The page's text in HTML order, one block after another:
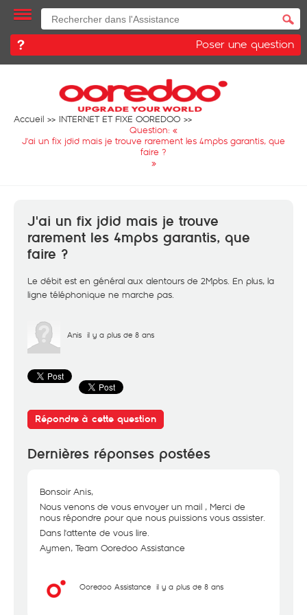
Poser une question
Accueil
INTERNET ET FIXE OOREDOO
Question: «
J'ai un fix jdid mais je trouve rarement les 4mpbs garantis, que
faire ?
»
J'ai un fix jdid mais je trouve
rarement les 4mpbs garantis, que
faire ?
Le débit est en général aux alentours de 2Mpbs. En plus, la
ligne téléphonique ne marche pas.
Anis il y a plus de 8 ans
Répondre à cette question
Dernières réponses postées
Bonsoir Anis,
Nous venons de vous envoyer un mail , Merci de
nous répondre pour que nous puissions vous assister.
Dans l'attente de vous lire.
Aymen, Team Ooredoo Assistance
Ooredoo Assistance il y a plus de 8 ans